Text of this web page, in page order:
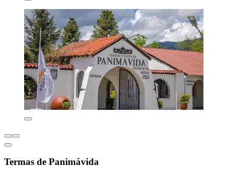
Termas de Panimávida